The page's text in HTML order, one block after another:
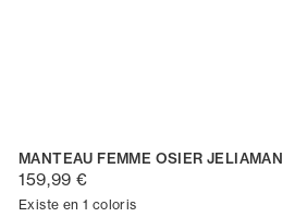
MANTEAU FEMME OSIER JELIAMAN
159,99 €
Existe en 1 coloris